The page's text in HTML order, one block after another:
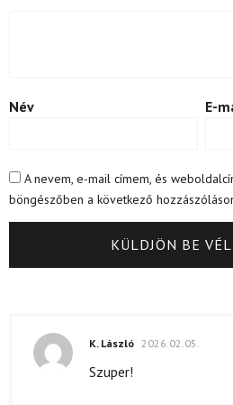
Név E-
A nevem, e-mail címem, és
böngészőben a következő
K. László 2026.02.05.
Szuper!